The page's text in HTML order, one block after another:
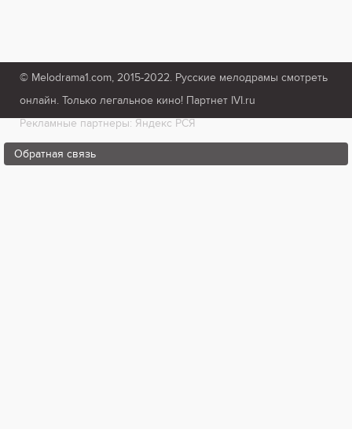
© Melodrama1.com, 2015-2022. Русские мелодрамы смотреть
онлайн. Только легальное кино! Партнет IVI.ru
Рекламные партнеры: Яндекс РСЯ
Обратная связь